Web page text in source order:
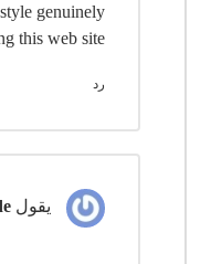
genuinely
this web site.
رد
يقول